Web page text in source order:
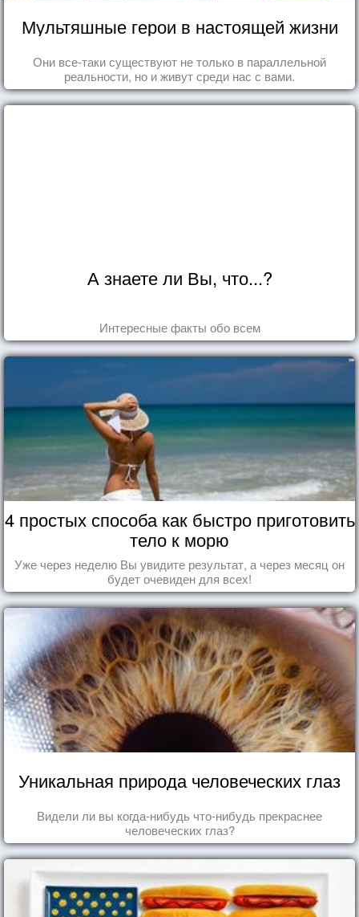
Мультяшные герои в настоящей жизни
Они все-таки существуют не только в параллельной
реальности, но и живут среди нас с вами.
А знаете ли Вы, что...?
Интересные факты обо всем
4 простых способа как быстро приготовить
тело к морю
Уже через неделю Вы увидите результат, а через месяц он
будет очевиден для всех!
Уникальная природа человеческих глаз
Видели ли вы когда-нибудь что-нибудь прекраснее
человеческих глаз?